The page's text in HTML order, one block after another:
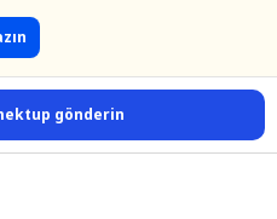
gönderin